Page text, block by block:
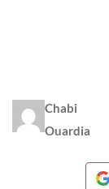
Chabi
Ouardia